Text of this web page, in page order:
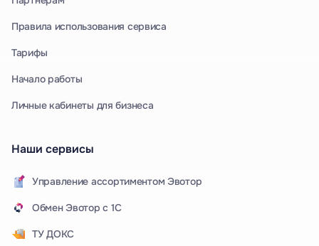
Правила использования сервиса
Тарифы
Начало работы
Личные кабинеты для бизнеса
Наши сервисы
Управление ассортиментом Эвотор
Обмен Эвотор с 1С
ТУ ДОКС